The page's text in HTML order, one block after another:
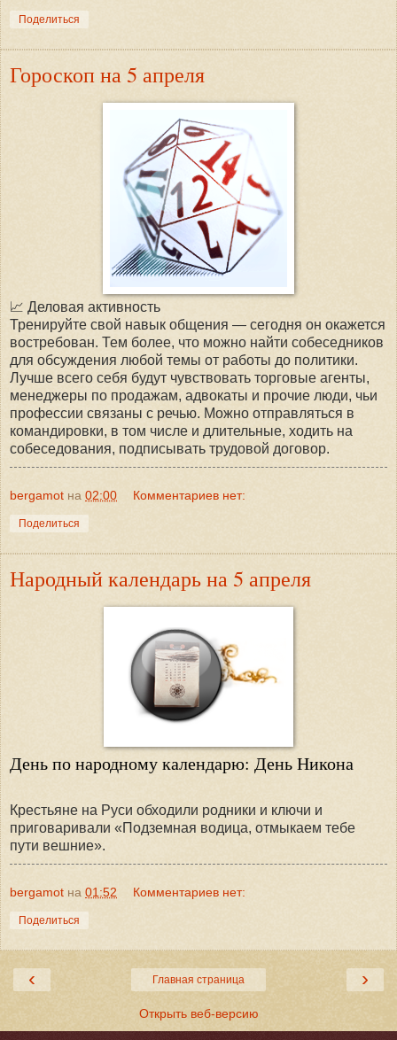
Поделиться
Гороскоп на 5 апреля
📈 Деловая активность
Тренируйте свой навык общения — сегодня он окажется
востребован. Тем более, что можно найти собеседников
для обсуждения любой темы от работы до политики.
Лучше всего себя будут чувствовать торговые агенты,
менеджеры по продажам, адвокаты и прочие люди, чьи
профессии связаны с речью. Можно отправляться в
командировки, в том числе и длительные, ходить на
собеседования, подписывать трудовой договор.
bergamot на 02:00 Комментариев нет:
Поделиться
Народный календарь на 5 апреля
День по народному календарю: День Никона
Крестьяне на Руси обходили родники и ключи и
приговаривали «Подземная водица, отмыкаем тебе
пути вешние».
bergamot на 01:52 Комментариев нет:
Поделиться
‹ ›
Главная страница
Открыть веб-версию